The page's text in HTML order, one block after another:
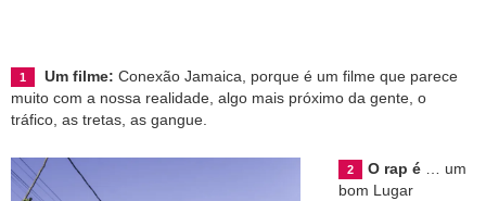
Um filme: Conexão Jamaica, porque é um filme que parece
muito com a nossa realidade, algo mais próximo da gente, o
tráfico, as tretas, as gangue.
O rap é … um
bom Lugar